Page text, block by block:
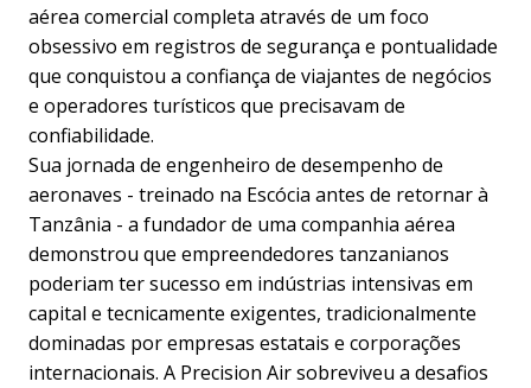
aérea comercial completa através de um foco
obsessivo em registros de segurança e pontualidade
que conquistou a confiança de viajantes de negócios
e operadores turísticos que precisavam de
confiabilidade.
Sua jornada de engenheiro de desempenho de
aeronaves - treinado na Escócia antes de retornar à
Tanzânia - a fundador de uma companhia aérea
demonstrou que empreendedores tanzanianos
poderiam ter sucesso em indústrias intensivas em
capital e tecnicamente exigentes, tradicionalmente
dominadas por empresas estatais e corporações
internacionais. A Precision Air sobreviveu a desafios